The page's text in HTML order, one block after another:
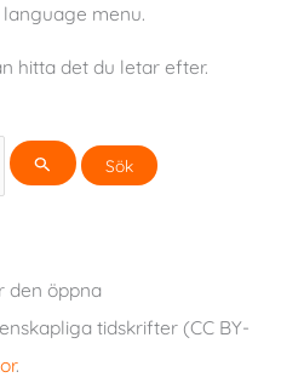
menu.
hitta det du letar efter.
den öppna
tidskrifter (CC BY-
.